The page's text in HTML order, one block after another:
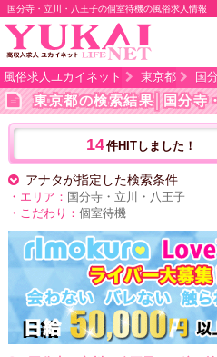
国分寺・立川・八王子の個室待機の風俗求人情報
風俗求人ユカイネット 東京都 国
東京都の検索結果│国分寺
14件HITしました！
アナタが指定した検索条件
・エリア： 国分寺・立川・八王子
・こだわり： 個室待機